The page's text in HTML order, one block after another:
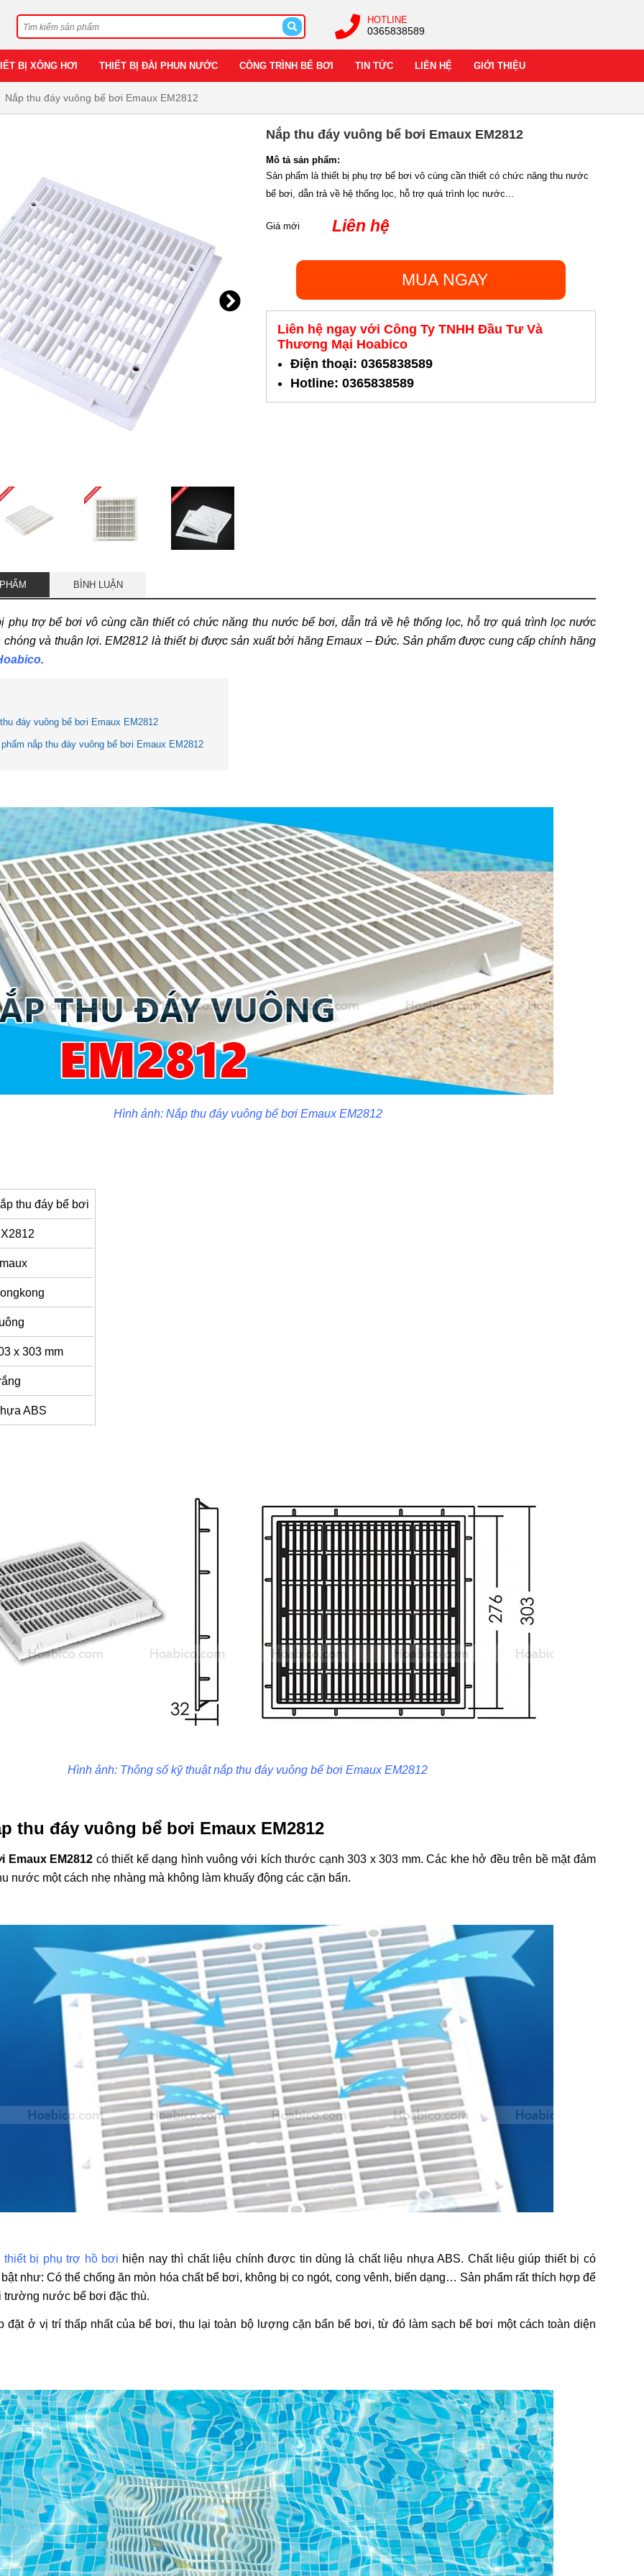
HOTLINE
0365838589
BỊ XÔNG HƠI THIẾT BỊ ĐÀI PHUN NƯỚC CÔNG TRÌNH BỂ BƠI TIN TỨC LIÊN HỆ GIỚI THIỆU
Nắp thu đáy vuông bể bơi Emaux EM2812
Nắp thu đáy vuông bể bơi Emaux EM2812
Mô tả sản phẩm:
Sản phẩm là thiết bị phụ trợ bể bơi vô cùng cần thiết có chức năng thu nước
bể bơi, dẫn trả về hệ thống lọc, hỗ trợ quá trình lọc nước...
Giá mới Liên hệ
MUA NGAY
Liên hệ ngay với Công Ty TNHH Đầu Tư Và
Thương Mại Hoabico
Điện thoại: 0365838589
Hotline: 0365838589
BÌNH LUẬN
phụ trợ bể bơi vô cùng cần thiết có chức năng thu nước bể bơi, dẫn trả về hệ thống lọc, hỗ trợ quá trình lọc nước
và thuận lợi. EM2812 là thiết bị được sản xuất bởi hãng Emaux – Đức. Sản phẩm được cung cấp chính hãng
.
đáy vuông bể bơi Emaux EM2812
nắp thu đáy vuông bể bơi Emaux EM2812
Hình ảnh: Nắp thu đáy vuông bể bơi Emaux EM2812
thu đáy bể bơi
x 303 mm
ABS
Hình ảnh: Thông số kỹ thuật nắp thu đáy vuông bể bơi Emaux EM2812
thu đáy vuông bể bơi Emaux EM2812
Emaux EM2812 có thiết kế dạng hình vuông với kích thước cạnh 303 x 303 mm. Các khe hở đều trên bề mặt đảm
nước một cách nhẹ nhàng mà không làm khuấy động các cặn bẩn.
thiết bị phụ trợ hồ bơi hiện nay thì chất liệu chính được tin dùng là chất liệu nhựa ABS. Chất liệu giúp thiết bị có
như: Có thể chống ăn mòn hóa chất bể bơi, không bị co ngót, cong vênh, biến dạng… Sản phẩm rất thích hợp để
trường nước bể bơi đặc thù.
đặt ở vị trí thấp nhất của bể bơi, thu lại toàn bộ lượng cặn bẩn bể bơi, từ đó làm sạch bể bơi một cách toàn diện